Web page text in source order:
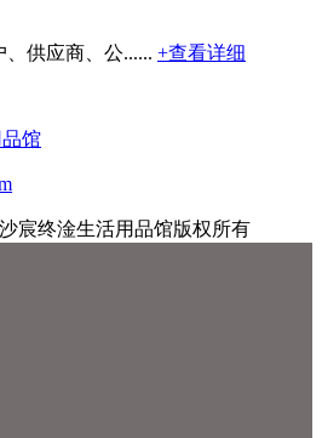
供应商、公...... +查看详细
馆
宸终淦生活用品馆版权所有